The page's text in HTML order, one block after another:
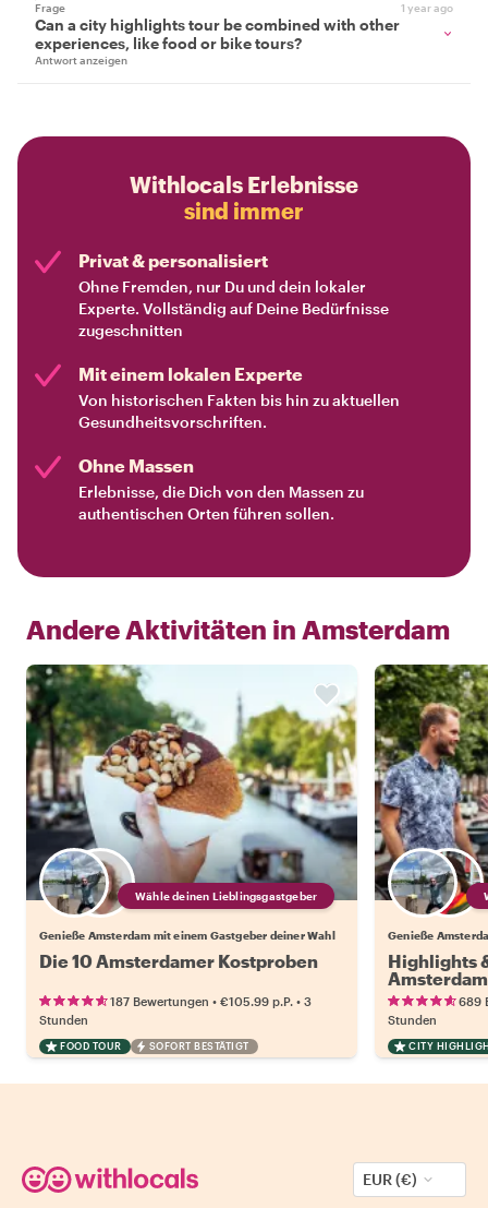
Frage 1 year ago
Can a city highlights tour be combined with other
experiences, like food or bike tours?
Antwort anzeigen
Withlocals Erlebnisse
sind immer
Privat & personalisiert
Ohne Fremden, nur Du und dein lokaler
Experte. Vollständig auf Deine Bedürfnisse
zugeschnitten
Mit einem lokalen Experte
Von historischen Fakten bis hin zu aktuellen
Gesundheitsvorschriften.
Ohne Massen
Erlebnisse, die Dich von den Massen zu
authentischen Orten führen sollen.
Andere Aktivitäten in Amsterdam
Wähle deinen Lieblingsgastgeber
Genieße Amsterdam mit einem Gastgeber deiner Wahl
Die 10 Amsterdamer Kostproben
187 Bewertungen • €105.99 p.P. • 3
Stunden
FOOD TOUR SOFORT BESTÄTIGT
Genieße
Highlights
Amsterdam
689
Stunden
CITY
EUR (€)